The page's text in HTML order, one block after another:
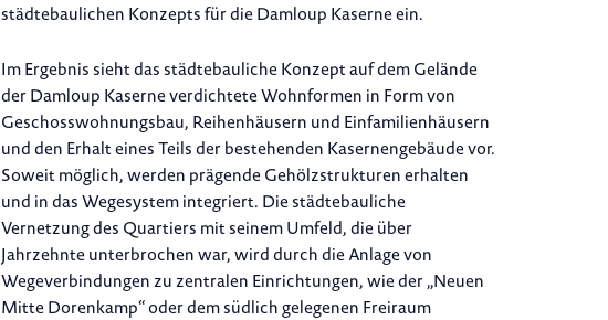
städtebaulichen Konzepts für die Damloup Kaserne ein.
Im Ergebnis sieht das städtebauliche Konzept auf dem Gelände
der Damloup Kaserne verdichtete Wohnformen in Form von
Geschosswohnungsbau, Reihenhäusern und Einfamilienhäusern
und den Erhalt eines Teils der bestehenden Kasernengebäude vor.
Soweit möglich, werden prägende Gehölzstrukturen erhalten
und in das Wegesystem integriert. Die städtebauliche
Vernetzung des Quartiers mit seinem Umfeld, die über
Jahrzehnte unterbrochen war, wird durch die Anlage von
Wegeverbindungen zu zentralen Einrichtungen, wie der „Neuen
Mitte Dorenkamp“ oder dem südlich gelegenen Freiraum